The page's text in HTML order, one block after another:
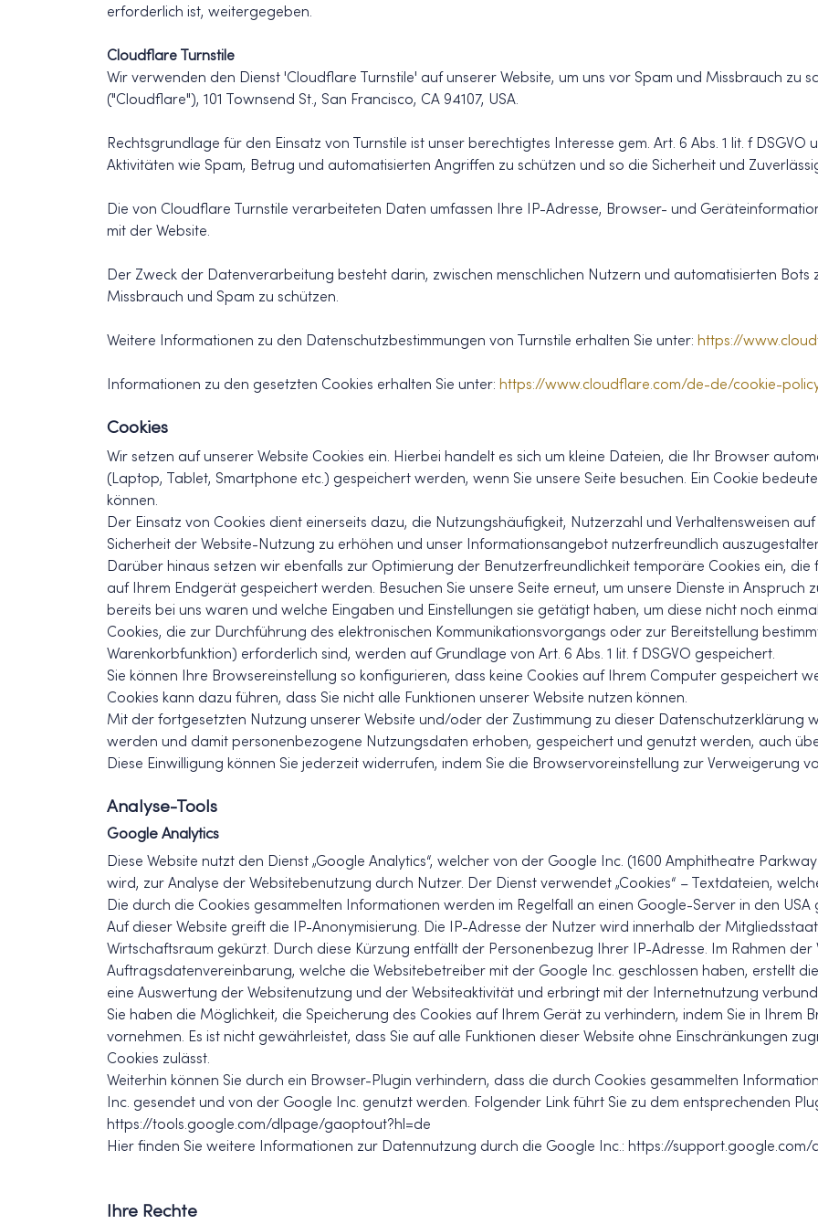
erforderlich ist, weitergegeben.
Cloudflare Turnstile
Wir verwenden den Dienst 'Cloudflare Turnstile' auf unserer Website, um uns vor Spam und Missbrauch zu
("Cloudflare"), 101 Townsend St., San Francisco, CA 94107, USA.
Rechtsgrundlage für den Einsatz von Turnstile ist unser berechtigtes Interesse gem. Art. 6 Abs. 1 lit. f DSGVO
Aktivitäten wie Spam, Betrug und automatisierten Angriffen zu schützen und so die Sicherheit und
Die von Cloudflare Turnstile verarbeiteten Daten umfassen Ihre IP-Adresse, Browser- und
mit der Website.
Der Zweck der Datenverarbeitung besteht darin, zwischen menschlichen Nutzern und automatisierten Bots
Missbrauch und Spam zu schützen.
Weitere Informationen zu den Datenschutzbestimmungen von Turnstile erhalten Sie unter: https://
Informationen zu den gesetzten Cookies erhalten Sie unter: https://www.cloudflare.com/de-de/cookie-
Cookies
Wir setzen auf unserer Website Cookies ein. Hierbei handelt es sich um kleine Dateien, die Ihr Browser
(Laptop, Tablet, Smartphone etc.) gespeichert werden, wenn Sie unsere Seite besuchen. Ein Cookie
können.
Der Einsatz von Cookies dient einerseits dazu, die Nutzungshäufigkeit, Nutzerzahl und Verhaltensweisen
Sicherheit der Website-Nutzung zu erhöhen und unser Informationsangebot nutzerfreundlich
Darüber hinaus setzen wir ebenfalls zur Optimierung der Benutzerfreundlichkeit temporäre Cookies ein,
auf Ihrem Endgerät gespeichert werden. Besuchen Sie unsere Seite erneut, um unsere Dienste in Anspruch
bereits bei uns waren und welche Eingaben und Einstellungen sie getätigt haben, um diese nicht noch
Cookies, die zur Durchführung des elektronischen Kommunikationsvorgangs oder zur Bereitstellung
Warenkorbfunktion) erforderlich sind, werden auf Grundlage von Art. 6 Abs. 1 lit. f DSGVO gespeichert.
Sie können Ihre Browsereinstellung so konfigurieren, dass keine Cookies auf Ihrem Computer gespeichert
Cookies kann dazu führen, dass Sie nicht alle Funktionen unserer Website nutzen können.
Mit der fortgesetzten Nutzung unserer Website und/oder der Zustimmung zu dieser Datenschutzerklärung
werden und damit personenbezogene Nutzungsdaten erhoben, gespeichert und genutzt werden, auch
Diese Einwilligung können Sie jederzeit widerrufen, indem Sie die Browservoreinstellung zur Verweigerung
Analyse-Tools
Google Analytics
Diese Website nutzt den Dienst „Google Analytics“, welcher von der Google Inc. (1600 Amphitheatre
wird, zur Analyse der Websitebenutzung durch Nutzer. Der Dienst verwendet „Cookies“ – Textdateien,
Die durch die Cookies gesammelten Informationen werden im Regelfall an einen Google-Server in den
Auf dieser Website greift die IP-Anonymisierung. Die IP-Adresse der Nutzer wird innerhalb der
Wirtschaftsraum gekürzt. Durch diese Kürzung entfällt der Personenbezug Ihrer IP-Adresse. Im Rahmen
Auftragsdatenvereinbarung, welche die Websitebetreiber mit der Google Inc. geschlossen haben, erstellt
eine Auswertung der Websitenutzung und der Websiteaktivität und erbringt mit der Internetnutzung
Sie haben die Möglichkeit, die Speicherung des Cookies auf Ihrem Gerät zu verhindern, indem Sie in Ihrem
vornehmen. Es ist nicht gewährleistet, dass Sie auf alle Funktionen dieser Website ohne Einschränkungen
Cookies zulässt.
Weiterhin können Sie durch ein Browser-Plugin verhindern, dass die durch Cookies gesammelten
Inc. gesendet und von der Google Inc. genutzt werden. Folgender Link führt Sie zu dem entsprechenden
https://tools.google.com/dlpage/gaoptout?hl=de
Hier finden Sie weitere Informationen zur Datennutzung durch die Google Inc.: https://
Ihre Rechte